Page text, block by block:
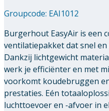
Groupcode: EAI1012
Burgerhout EasyAir is een
ventilatiepakket dat snel
Dankzij lichtgewicht
werk je efficiënter en met
voorkomt koudebruggen
prestaties. Eén
luchttoevoer en -afvoer in